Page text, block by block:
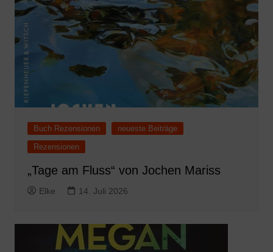
Buch Rezensionen
neueste Beiträge
Rezensionen
„Tage am Fluss“ von Jochen Mariss
Elke 14. Juli 2026